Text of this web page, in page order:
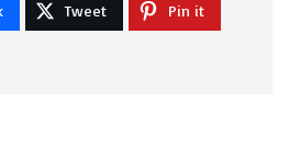
Tweet Pin it